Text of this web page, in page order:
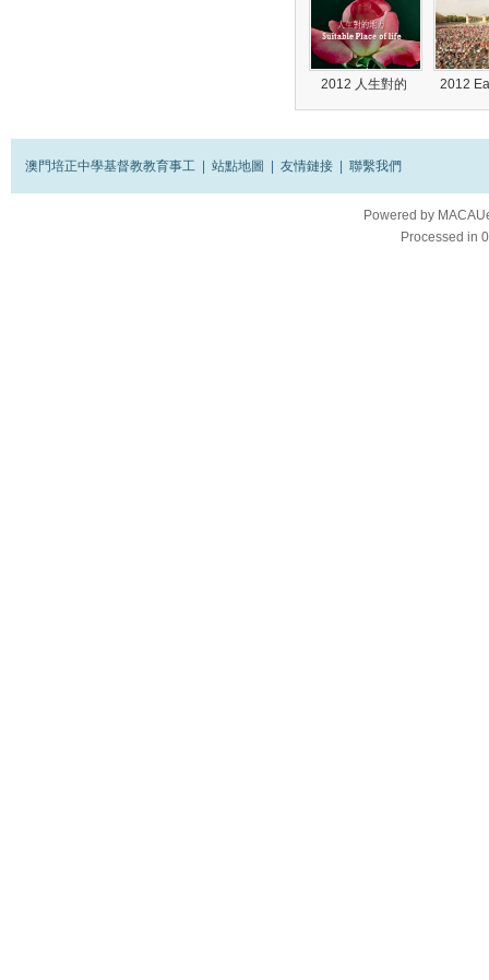
2012 人生對的 2012
澳門培正中學基督教教育事工 站點地圖 友情鏈接 聯繫我們
Powered by
Processed in